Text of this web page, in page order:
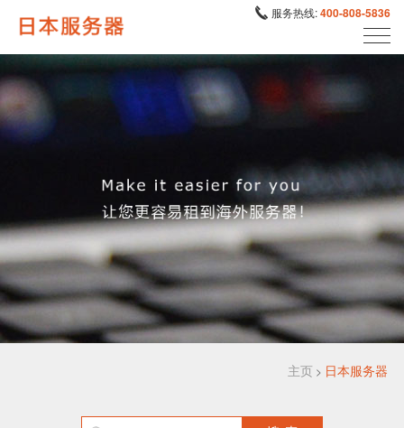
服务热线:400-808-5836
主页 > 日本服务器